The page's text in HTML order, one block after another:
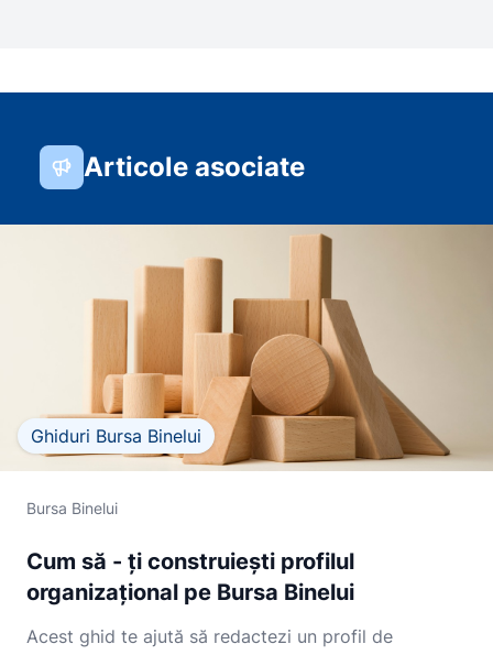
Articole asociate
Ghiduri Bursa Binelui
Bursa Binelui
Cum să - ți construiești profilul
organizațional pe Bursa Binelui
Acest ghid te ajută să redactezi un profil de